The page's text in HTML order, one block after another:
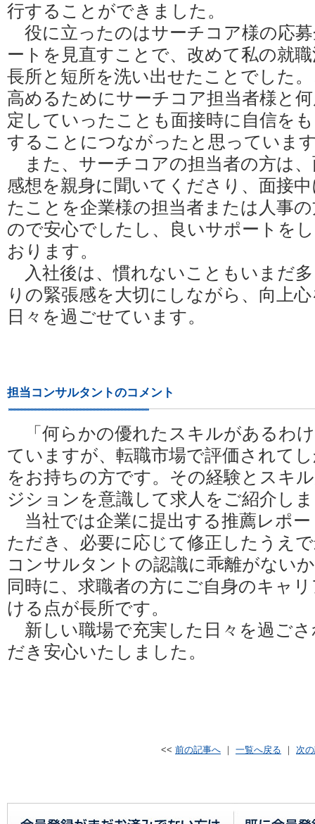
行することができました。
役に立ったのはサーチコア様の応
ートを見直すことで、改めて私の就
長所と短所を洗い出せたことでした
高めるためにサーチコア担当者様と
定していったことも面接時に自信を
することにつながったと思っていま
また、サーチコアの担当者の方は
感想を親身に聞いてくださり、面接
たことを企業様の担当者または人事
ので安心でしたし、良いサポートを
おります。
入社後は、慣れないこともいまだ
りの緊張感を大切にしながら、向上
日々を過ごせています。
担当コンサルタントのコメント
「何らかの優れたスキルがあるわ
ていますが、転職市場で評価されて
をお持ちの方です。その経験とスキ
ジションを意識して求人をご紹介し
当社では企業に提出する推薦レポ
ただき、必要に応じて修正したうえ
コンサルタントの認識に乖離がない
同時に、求職者の方にご自身のキャ
ける点が長所です。
新しい職場で充実した日々を過ご
だき安心いたしました。
<< 前の記事へ ｜ 一覧へ戻る ｜ 次